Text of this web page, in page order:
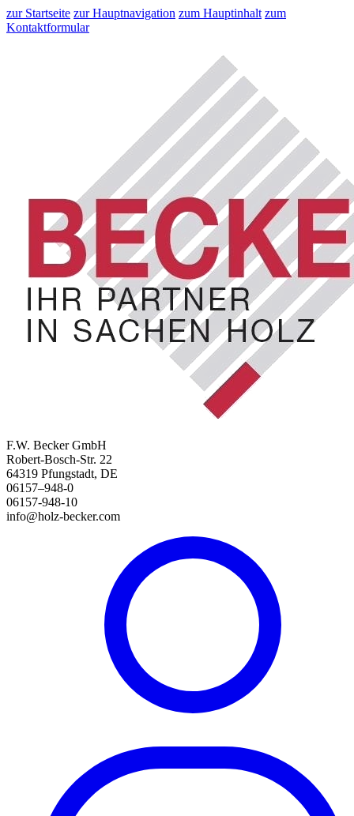
zur Startseite zur Hauptnavigation zum Hauptinhalt zum
Kontaktformular
F.W. Becker GmbH
Robert-Bosch-Str. 22
64319 Pfungstadt, DE
06157–948-0
06157-948-10
info@holz-becker.com